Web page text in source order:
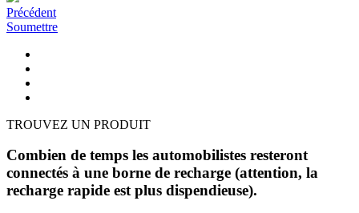
Précédent
Soumettre
TROUVEZ UN PRODUIT
Combien de temps les automobilistes resteront
connectés à une borne de recharge (attention, la
recharge rapide est plus dispendieuse).